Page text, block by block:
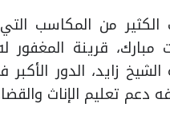
الكثير من المكاسب
مبارك، قرينة المغفور
دعم تعليم الإناث